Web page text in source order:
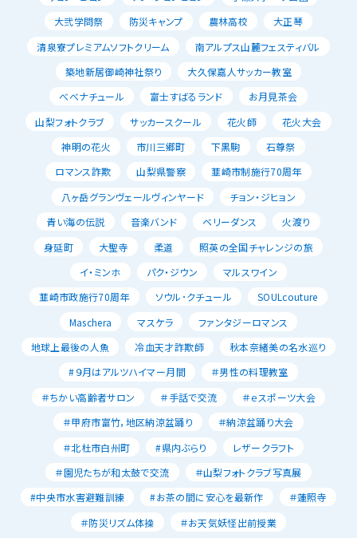
大弐学問祭
防災キャンプ 農林高校
大正琴
清泉寮プレミアムソフトクリーム
南アルプス山麓フェスティバル
築地新居御崎神社祭り
大久保嘉人サッカー教室
べべナチュール
富士すばるランド
お月見茶会
山梨フォトクラブ
サッカースクール 花火師
花火大会
神明の花火
市川三郷町 下黒駒
石尊祭
ロマンス詐欺
山梨県警察
韮崎市制施行70周年
八ヶ岳グランヴェールヴィンヤード
チョン・ジヒョン
青い海の伝説
音楽バンド ベリーダンス
火渡り
身延町
大聖寺 柔道
照英の全国チャレンジの旅
イ・ミンホ
パク・ジウン
マルスワイン
韮崎市政施行70周年
ソウル･クチュール
SOULcouture
Maschera
マスケラ
ファンタジーロマンス
地球上最後の人魚
冷血天才詐欺師
秋本奈緒美の名水巡り
#９月はアルツハイマー月間
＃男性の料理教室
＃ちかい高齢者サロン
＃手話で交流
＃ｅスポーツ大会
＃甲府市富竹，地区納涼盆踊り
＃納涼盆踊り大会
＃北杜市白州町
#県内ぶらり
レザークラフト
＃園児たちが和太鼓で交流
＃山梨フォトクラブ写真展
#中央市水害避難訓練
#お茶の間に安心を最新作
＃蓮照寺
＃防災リズム体操
＃お天気妖怪出前授業